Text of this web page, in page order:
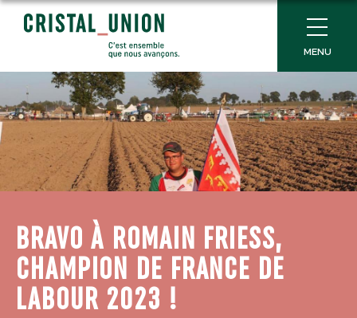
MENU
BRAVO À ROMAIN FRIESS,
CHAMPION DE FRANCE DE
LABOUR 2023 !